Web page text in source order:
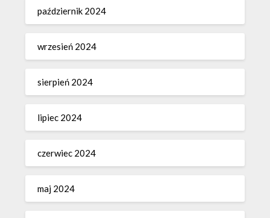
październik 2024
wrzesień 2024
sierpień 2024
lipiec 2024
czerwiec 2024
maj 2024